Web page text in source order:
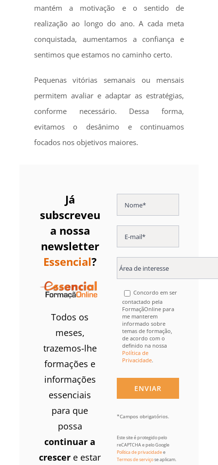
mantém a motivação e o sentido de
realização ao longo do ano. A cada meta
conquistada, aumentamos a confiança e
sentimos que estamos no caminho certo.
Pequenas vitórias semanais ou mensais
permitem avaliar e adaptar as estratégias,
conforme necessário. Dessa forma,
evitamos o desânimo e continuamos
focados nos objetivos maiores.
Já
subscreveu
a nossa
newsletter
Essencial?
Todos os
meses,
trazemos-lhe
formações e
informações
essenciais
para que
possa
continuar a
crescer e estar
Concordo em ser
contactado pela
FormaçãOnline para
me manterem
informado sobre
temas de formação,
de acordo com o
definido na nossa
Política de
Privacidade.
*Campos obrigatórios.
Este site é protegido pelo
reCAPTCHA e pelo Google
Política de privacidadee
Termos de serviçose aplicam.